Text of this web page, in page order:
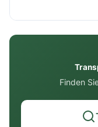
Finden